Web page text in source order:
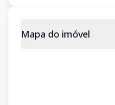
Mapa do imóvel